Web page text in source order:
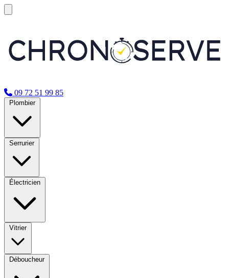
09 72 51 99 85
Plombier
Serrurier
Électricien
Vitrier
Déboucheur